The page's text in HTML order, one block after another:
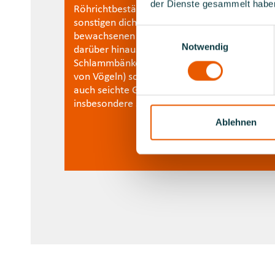
der Dienste gesammelt
Notwendig
Ablehnen
Röhrichtbestände, Schilfgürtel und in alle
sonstigen dicht und unübersichtlich
bewachsenen Uferpartien. Meiden Sie
darüber hinaus Kies-, Sand und
Schlammbänke (Rast- und Aufenthaltsplatz
von Vögeln) sowie Ufergehölze. Meiden Sie
auch seichte Gewässer (Laichgebiete),
insbesondere solche mit Wasserpflanzen.